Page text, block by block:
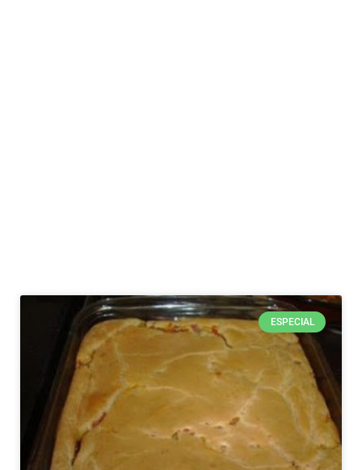
ESPECIAL